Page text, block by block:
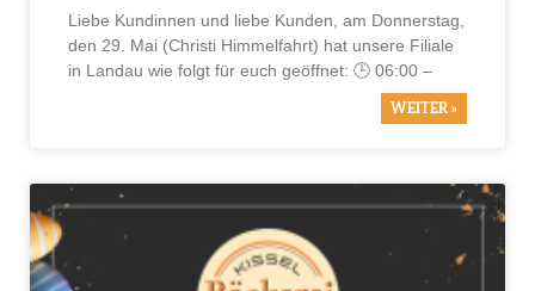
Liebe Kundinnen und liebe Kunden, am Donnerstag,
den 29. Mai (Christi Himmelfahrt) hat unsere Filiale
in Landau wie folgt für euch geöffnet: 🕒 06:00 –
WEITER »